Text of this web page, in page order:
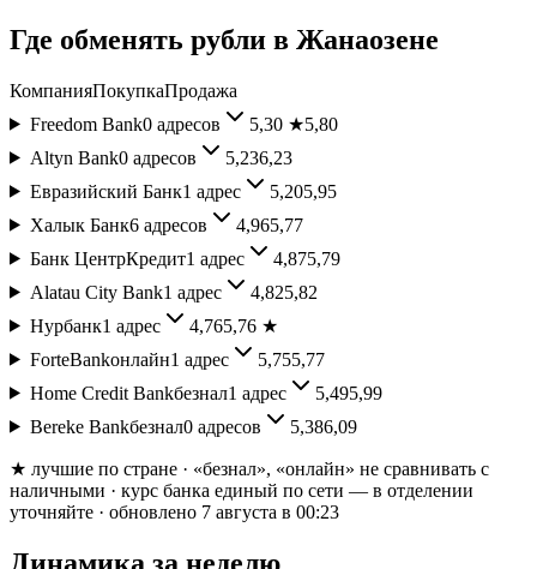
Где обменять рубли в Жанаозене
КомпанияПокупкаПродажа
Freedom Bank0 адресов 5,30★5,80
Altyn Bank0 адресов 5,236,23
Евразийский Банк1 адрес 5,205,95
Халык Банк6 адресов 4,965,77
Банк ЦентрКредит1 адрес 4,875,79
Alatau City Bank1 адрес 4,825,82
Нурбанк1 адрес 4,765,76★
ForteBankонлайн1 адрес 5,755,77
Home Credit Bankбезнал1 адрес 5,495,99
Bereke Bankбезнал0 адресов 5,386,09
★ лучшие по стране · «безнал», «онлайн» не сравнивать с
наличными · курс банка единый по сети — в отделении
уточняйте · обновлено 7 августа в 00:23
Динамика за неделю